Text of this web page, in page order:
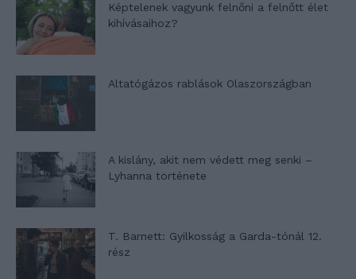
Képtelenek vagyunk felnőni a felnőtt élet
kihívásaihoz?
Altatógázos rablások Olaszországban
A kislány, akit nem védett meg senki –
Lyhanna története
T. Barnett: Gyilkosság a Garda-tónál 12.
rész